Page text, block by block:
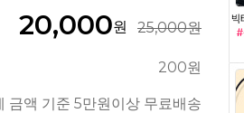
20,000원 25,000원
200원
금액 기준 5만원이상 무료배송